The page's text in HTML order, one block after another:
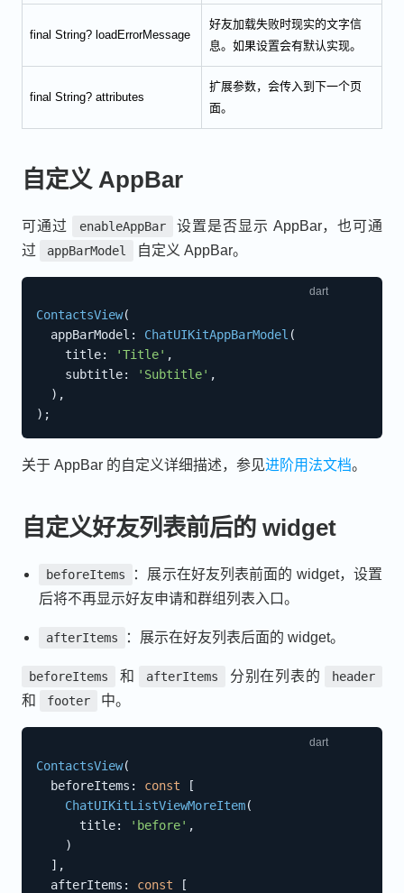
final String? loadErrorMessage
好友加载失败时现实的文字信
息。如果设置会有默认实现。
final String? attributes
扩展参数，会传入到下一个页
面。
自定义 AppBar
可通过 enableAppBar
设置是否显示 AppBar，也可通
过
appBarModel 自定义 AppBar。
ContactsView(
  appBarModel
: ChatUIKitAppBarModel (
    title
: 'Title' ,
    subtitle
: 'Subtitle' ,
) ,
) ;
关于 AppBar 的自定义详细描述，参见进阶用法文档。
自定义好友列表前后的 widget
beforeItems
：展示在好友列表前面的 widget，设置
后将不再显示好友申请和群组列表入口。
afterItems ：展示在好友列表后面的 widget。
beforeItems 和 afterItems 分别在列表的 header
和 footer 中。
ContactsView(
  beforeItems
: const
[
ChatUIKitListViewMoreItem(
      title
: 'before' ,
)
] ,
  afterItems
: const
[